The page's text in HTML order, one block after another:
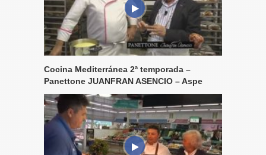
Cocina Mediterránea 2ª temporada –
Panettone JUANFRAN ASENCIO – Aspe